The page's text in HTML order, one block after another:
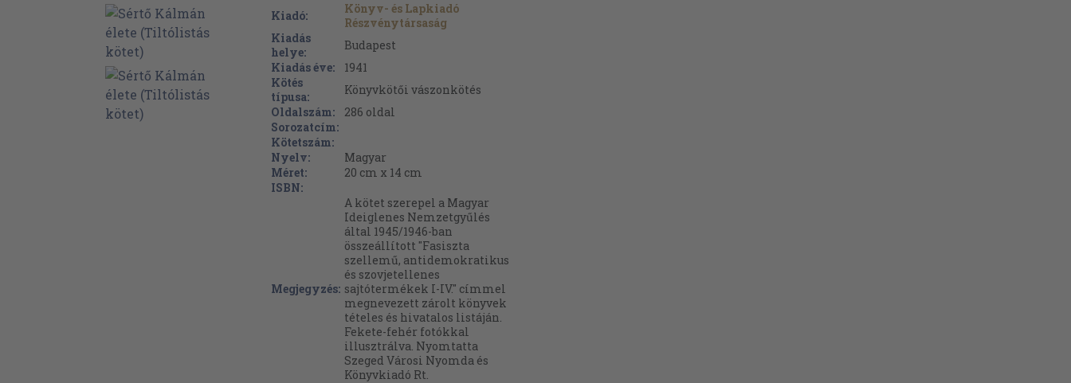
Kiadó:
Könyv- és Lapkiadó
Részvénytársaság
Kiadás
helye:
Budapest
Kiadás éve:
1941
Kötés
típusa:
Könyvkötői vászonkötés
Oldalszám:
286 oldal
Sorozatcím:
Kötetszám:
Nyelv:
Magyar
Méret:
20 cm x 14 cm
ISBN:
Megjegyzés:
A kötet szerepel a Magyar
Ideiglenes Nemzetgyűlés
által 1945/1946-ban
összeállított "Fasiszta
szellemű, antidemokratikus
és szovjetellenes
sajtótermékek I-IV." címmel
megnevezett zárolt könyvek
tételes és hivatalos listáján.
Fekete-fehér fotókkal
illusztrálva. Nyomtatta
Szeged Városi Nyomda és
Könyvkiadó Rt.